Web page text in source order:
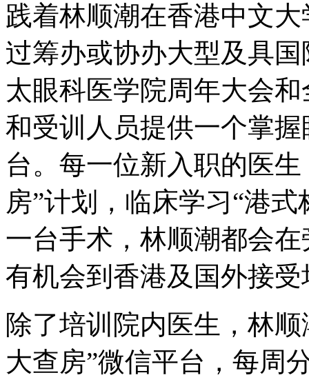
践着林顺潮在香港中文
过筹办或协办大型及具
太眼科医学院周年大会
和受训人员提供一个掌
台。每一位新入职的医
房”计划，临床学习“港
一台手术，林顺潮都会
有机会到香港及国外接受
除了培训院内医生，林
大查房”微信平台，每周